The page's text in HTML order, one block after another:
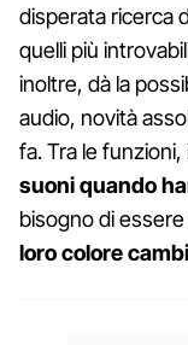
disperata ricerca
quelli più
inoltre, dà la
audio, novità
fa. Tra le
suoni quando
bisogno di
loro colore